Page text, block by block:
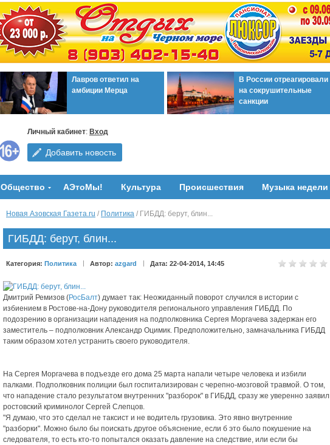
Лавров ответил на
амбиции Мерца
В России отреагировали
на сокрушительные
санкции
Личный кабинет: Вход
Добавить новость
Общество АЭтоМы! Культура Происшествия Музыка недели
Новая Азовская Газета.ru / Политика / ГИБДД: берут, блин...
ГИБДД: берут, блин...
Категория: Политика Автор: azgard Дата: 22-04-2014, 14:45
Дмитрий Ремизов (РосБалт) думает так: Неожиданный поворот случился в истории с
избиением в Ростове-на-Дону руководителя регионального управления ГИБДД. По
подозрению в организации нападения на подполковника Сергея Моргачева задержан его
заместитель – подполковник Александр Оцимик. Предположительно, замначальника ГИБДД
таким образом хотел устранить своего руководителя.
На Сергея Моргачева в подъезде его дома 25 марта напали четыре человека и избили
палками. Подполковник полиции был госпитализирован с черепно-мозговой травмой. О том,
что нападение стало результатом внутренних "разборок" в ГИБДД, сразу же уверенно заявил
ростовский криминолог Сергей Слепцов.
"Я думаю, что это сделал не таксист и не водитель грузовика. Это явно внутренние
"разборки". Можно было бы поискать другое объяснение, если б это было покушение на
следователя, то есть кто-то попытался оказать давление на следствие, или если бы